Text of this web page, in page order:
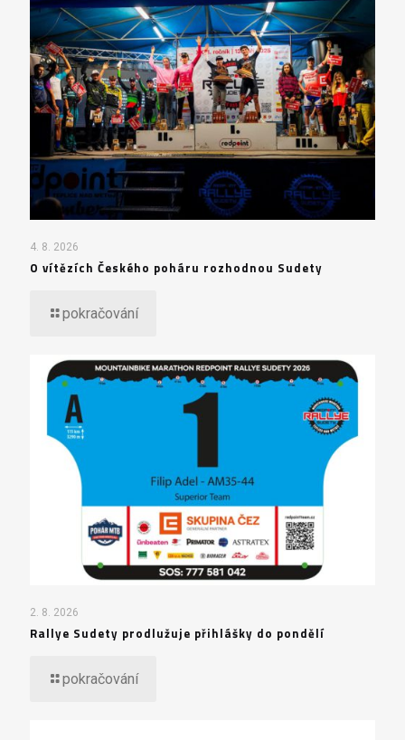
4. 8. 2026
O vítězích Českého poháru rozhodnou Sudety
pokračování
2. 8. 2026
Rallye Sudety prodlužuje přihlášky do pondělí
pokračování